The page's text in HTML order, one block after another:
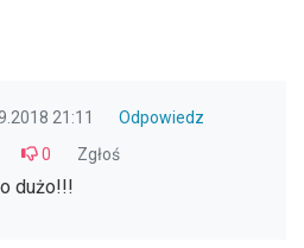
21:11
Odpowiedz
0 Zgłoś
dużo!!!